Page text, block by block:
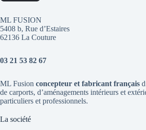
ML FUSION
5408 b, Rue d’Estaires
62136 La Couture
03 21 53 82 67
ML Fusion concepteur et fabricant français
de carports, d’aménagements intérieurs et
particuliers et professionnels.
La société